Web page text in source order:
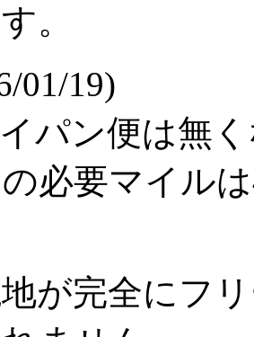
。
01/19)
パン便は無
必要マイル
が完全にフ